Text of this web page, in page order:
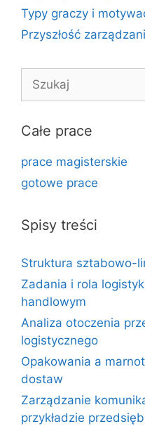
Typy graczy i
Przyszłość
Szukaj
Całe prace
prace magisterskie
gotowe prace
Spisy treści
Struktura sztabowo-
Zadania i rola
handlowym
Analiza otoczenia
logistycznego
Opakowania a
dostaw
Zarządzanie
przykładzie